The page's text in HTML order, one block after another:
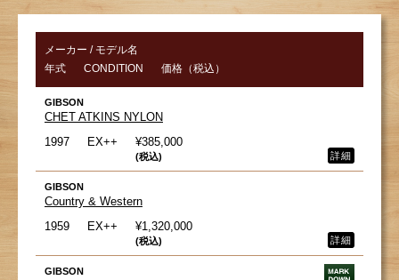
メーカー / モデル名
年式
CONDITION 価格（税込）
GIBSON
CHET ATKINS NYLON
1997
EX++ ¥385,000
(税込) 詳細
GIBSON
Country & Western
1959
EX++ ¥1,320,000
(税込) 詳細
GIBSON